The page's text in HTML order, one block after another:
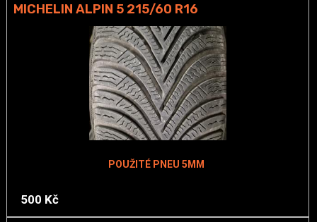
MICHELIN ALPIN 5 215/60 R16
POUŽITÉ PNEU 5MM
500 Kč